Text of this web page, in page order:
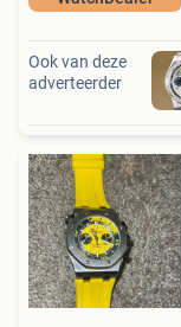
Ook van deze
adverteerder